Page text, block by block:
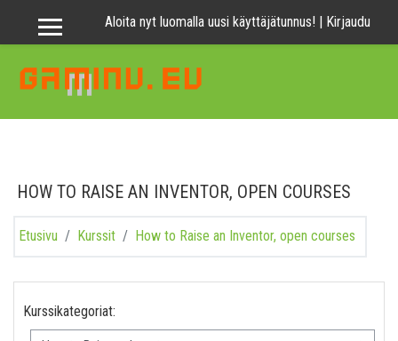
Sivupaneeli Aloita nyt luomalla uusi käyttäjätunnus! | Kirjaudu
HOW TO RAISE AN INVENTOR, OPEN COURSES
Etusivu Kurssit How to Raise an Inventor, open courses
Kurssikategoriat: